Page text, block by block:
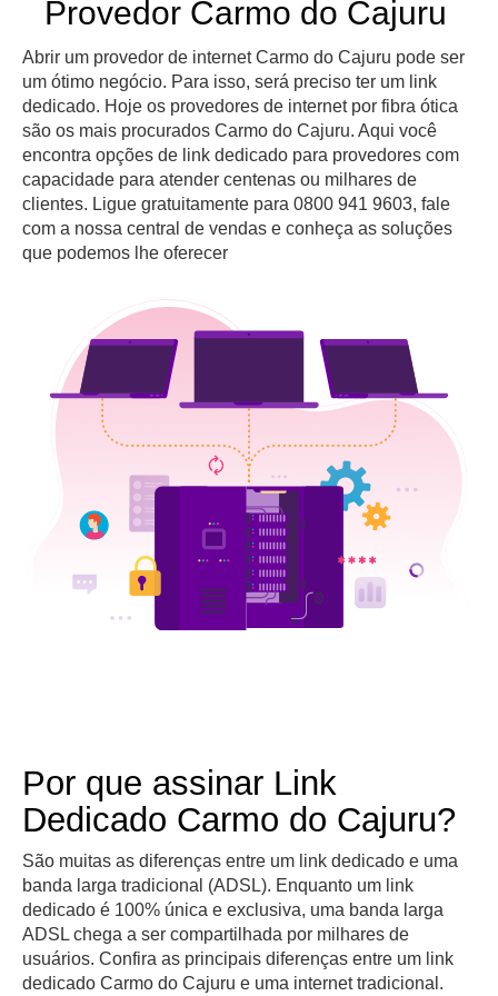
Provedor Carmo do Cajuru
Abrir um provedor de internet Carmo do Cajuru pode ser
um ótimo negócio. Para isso, será preciso ter um link
dedicado. Hoje os provedores de internet por fibra ótica
são os mais procurados Carmo do Cajuru. Aqui você
encontra opções de link dedicado para provedores com
capacidade para atender centenas ou milhares de
clientes. Ligue gratuitamente para 0800 941 9603, fale
com a nossa central de vendas e conheça as soluções
que podemos lhe oferecer
Por que assinar Link
Dedicado Carmo do Cajuru?
São muitas as diferenças entre um link dedicado e uma
banda larga tradicional (ADSL). Enquanto um link
dedicado é 100% única e exclusiva, uma banda larga
ADSL chega a ser compartilhada por milhares de
usuários. Confira as principais diferenças entre um link
dedicado Carmo do Cajuru e uma internet tradicional.